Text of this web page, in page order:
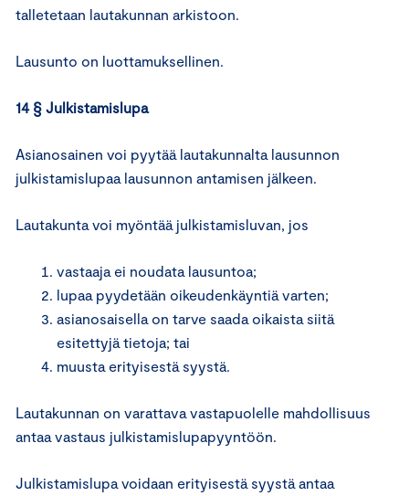
talletetaan lautakunnan arkistoon.
Lausunto on luottamuksellinen.
14 § Julkistamislupa
Asianosainen voi pyytää lautakunnalta lausunnon
julkistamislupaa lausunnon antamisen jälkeen.
Lautakunta voi myöntää julkistamisluvan, jos
vastaaja ei noudata lausuntoa;
lupaa pyydetään oikeudenkäyntiä varten;
asianosaisella on tarve saada oikaista siitä
esitettyjä tietoja; tai
muusta erityisestä syystä.
Lautakunnan on varattava vastapuolelle mahdollisuus
antaa vastaus julkistamislupapyyntöön.
Julkistamislupa voidaan erityisestä syystä antaa